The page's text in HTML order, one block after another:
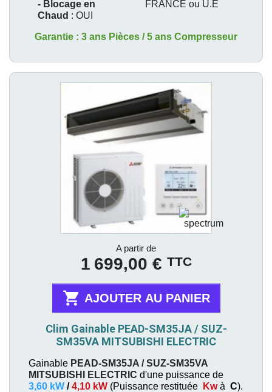
- Blocage en
Chaud : OUI
FRANCE ou U.E
Garantie : 3 ans Pièces / 5 ans Compresseur
A partir de
1 699,00 € TTC
 AJOUTER AU PANIER
Clim Gainable PEAD-SM35JA / SUZ-
SM35VA MITSUBISHI ELECTRIC
Gainable PEAD-SM35JA / SUZ-SM35VA
MITSUBISHI ELECTRIC d'une puissance de
3,60 kW /4,10 kW (Puissance restituée Kwà C).